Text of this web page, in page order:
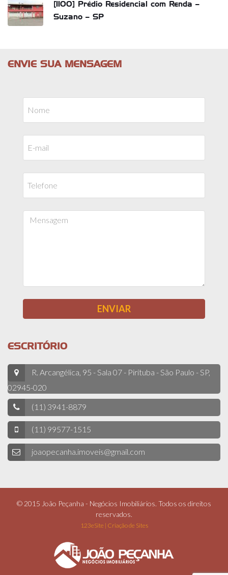
[1100] Prédio Residencial com Renda –
Suzano – SP
ENVIE SUA MENSAGEM
ESCRITÓRIO
R. Arcangélica, 95 - Sala 07 - Pirituba - São Paulo - SP,
02945-020
(11) 3941-8879
(11) 99577-1515
joaopecanha.imoveis@gmail.com
© 2015 João Peçanha - Negócios Imobiliários. Todos os direitos
reservados.
123eSite | Criação de Sites